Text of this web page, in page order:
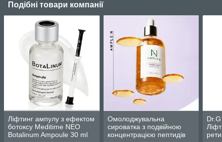
Подібні товари компанії
Ліфтинг ампулу з ефектом
ботоксу Meditime NEO
Botalinum Ampoule 30 ml
Омолоджувальна
сироватка з подвійною
концентрацією пептидів